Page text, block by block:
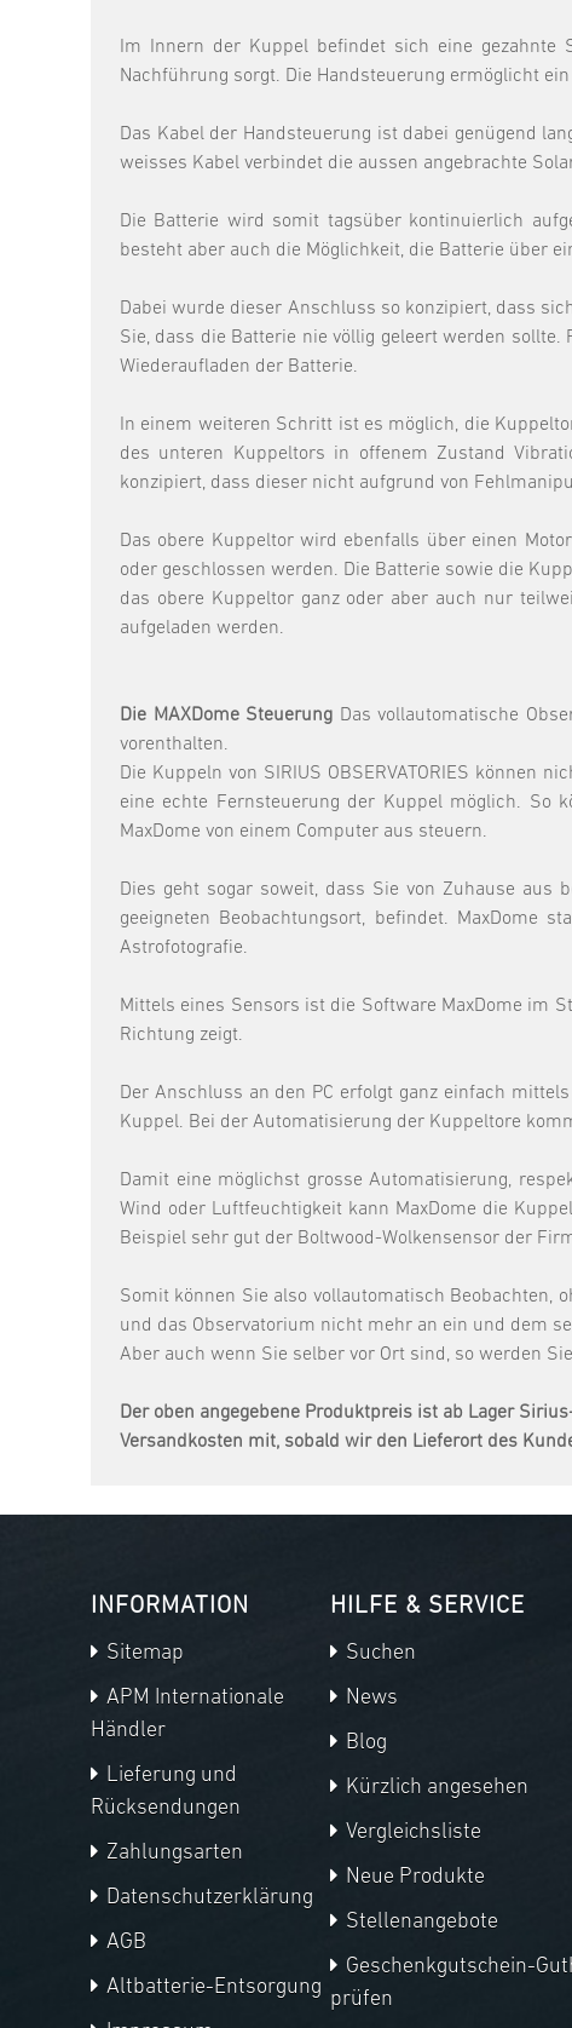
Im Innern der Kuppel befindet sich eine gezahnte
Nachführung sorgt. Die Handsteuerung ermöglicht
Das Kabel der Handsteuerung ist dabei genügend
weisses Kabel verbindet die aussen angebrachte
Die Batterie wird somit tagsüber kontinuierlich
besteht aber auch die Möglichkeit, die Batterie über
Dabei wurde dieser Anschluss so konzipiert, dass
Sie, dass die Batterie nie völlig geleert werden
Wiederaufladen der Batterie.
In einem weiteren Schritt ist es möglich, die
des unteren Kuppeltors in offenem Zustand
konzipiert, dass dieser nicht aufgrund von
Das obere Kuppeltor wird ebenfalls über einen
oder geschlossen werden. Die Batterie sowie die
das obere Kuppeltor ganz oder aber auch nur
aufgeladen werden.
Die MAXDome Steuerung Das vollautomatische
vorenthalten.
Die Kuppeln von SIRIUS OBSERVATORIES
eine echte Fernsteuerung der Kuppel möglich. So
MaxDome von einem Computer aus steuern.
Dies geht sogar soweit, dass Sie von Zuhause aus
geeigneten Beobachtungsort, befindet. MaxDome
Astrofotografie.
Mittels eines Sensors ist die Software MaxDome im
Richtung zeigt.
Der Anschluss an den PC erfolgt ganz einfach
Kuppel. Bei der Automatisierung der Kuppeltore
Damit eine möglichst grosse Automatisierung,
Wind oder Luftfeuchtigkeit kann MaxDome die
Beispiel sehr gut der Boltwood-Wolkensensor der
Somit können Sie also vollautomatisch Beobachten,
und das Observatorium nicht mehr an ein und dem
Aber auch wenn Sie selber vor Ort sind, so werden
Der oben angegebene Produktpreis ist ab Lager
Versandkosten mit, sobald wir den Lieferort des
INFORMATION
Sitemap
APM Internationale
Händler
Lieferung und
Rücksendungen
Zahlungsarten
Datenschutzerklärung
AGB
Altbatterie-Entsorgung
HILFE & SERVICE
Suchen
News
Blog
Kürzlich angesehen
Vergleichsliste
Neue Produkte
Stellenangebote
Geschenkgutschein-
prüfen